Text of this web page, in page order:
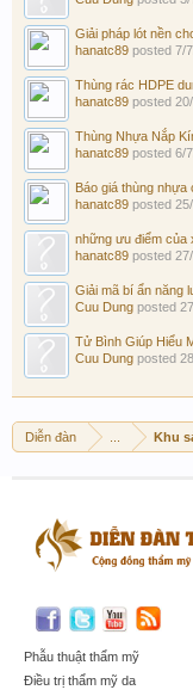
Giải pháp lót nền
hanatc89 posted 7/
Thùng rác HDPE
hanatc89 posted
Thùng Nhựa Nắp
hanatc89 posted 6/
Báo giá thùng nhựa
hanatc89 posted
những ưu điểm của
hanatc89 posted
Giải mã bí ẩn năng
Cuu Dung posted
Tử Bình Giúp Hiểu
Cuu Dung posted
Diễn đàn Khu
Phẫu thuật thẩm mỹ
Điều trị thẩm mỹ da